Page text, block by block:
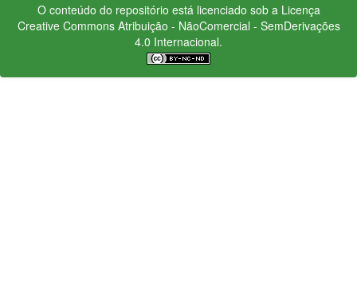
O conteúdo do repositório está licenciado sob a Licença
Creative CommonsAtribuição - NãoComercial - SemDerivações
4.0 Internacional.